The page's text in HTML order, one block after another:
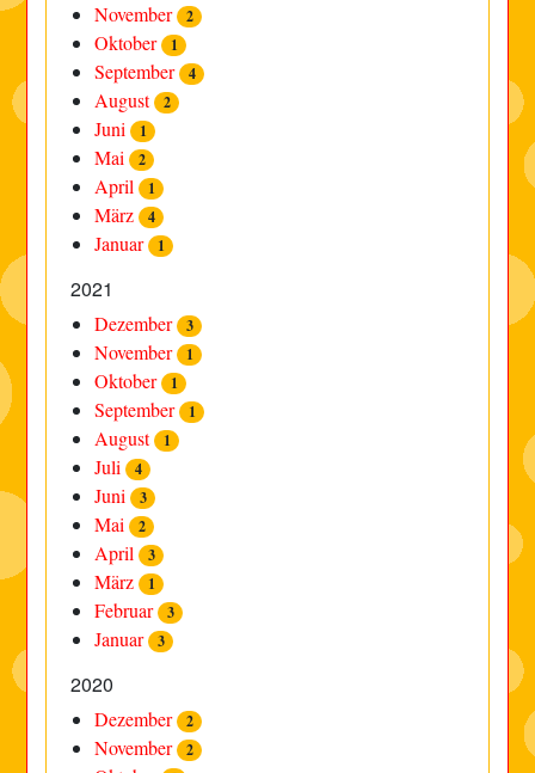
November 2
Oktober 1
September 4
August 2
Juni 1
Mai 2
April 1
März 4
Januar 1
2021
Dezember 3
November 1
Oktober 1
September 1
August 1
Juli 4
Juni 3
Mai 2
April 3
März 1
Februar 3
Januar 3
2020
Dezember 2
November 2